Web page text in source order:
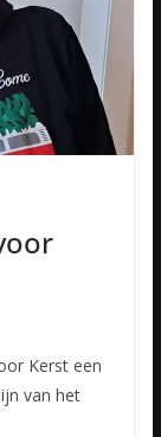
Kerst een
van het